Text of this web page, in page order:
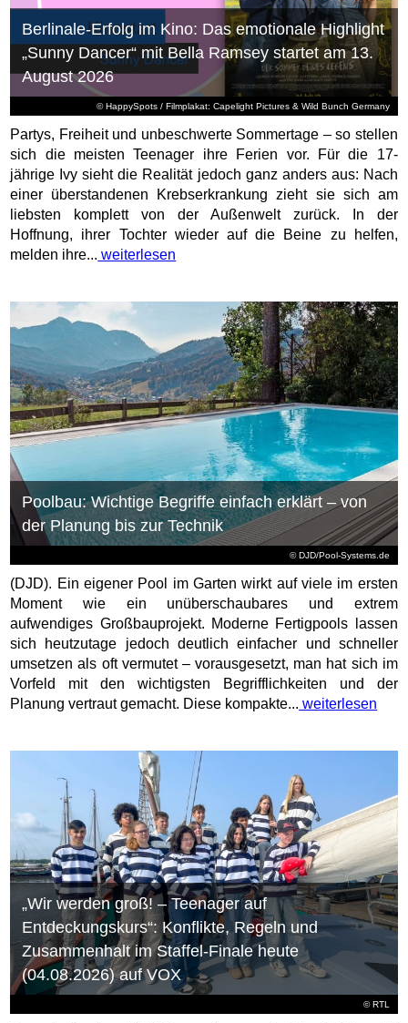
© HappySpots / Filmplakat: Capelight Pictures & Wild Bunch Germany
Berlinale-Erfolg im Kino: Das emotionale Highlight
„Sunny Dancer“ mit Bella Ramsey startet am 13.
August 2026
Partys, Freiheit und unbeschwerte Sommertage – so stellen
sich die meisten Teenager ihre Ferien vor. Für die 17-
jährige Ivy sieht die Realität jedoch ganz anders aus: Nach
einer überstandenen Krebserkrankung zieht sie sich am
liebsten komplett von der Außenwelt zurück. In der
Hoffnung, ihrer Tochter wieder auf die Beine zu helfen,
melden ihre... weiterlesen
© DJD/Pool-Systems.de
Poolbau: Wichtige Begriffe einfach erklärt – von
der Planung bis zur Technik
(DJD). Ein eigener Pool im Garten wirkt auf viele im ersten
Moment wie ein unüberschaubares und extrem
aufwendiges Großbauprojekt. Moderne Fertigpools lassen
sich heutzutage jedoch deutlich einfacher und schneller
umsetzen als oft vermutet – vorausgesetzt, man hat sich im
Vorfeld mit den wichtigsten Begrifflichkeiten und der
Planung vertraut gemacht. Diese kompakte... weiterlesen
©RTL
„Wir werden groß! – Teenager auf
Entdeckungskurs“: Konflikte, Regeln und
Zusammenhalt im Staffel-Finale heute
(04.08.2026) auf VOX